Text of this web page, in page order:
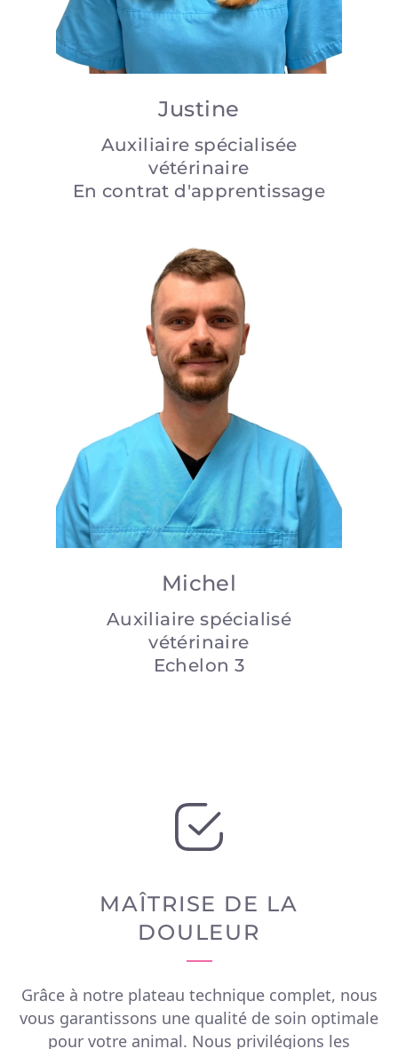
Justine
Auxiliaire spécialisée
vétérinaire
En contrat d'apprentissage
Michel
Auxiliaire spécialisé
vétérinaire
Echelon 3
MAÎTRISE DE LA
DOULEUR
Grâce à notre plateau technique complet, nous
vous garantissons une qualité de soin optimale
pour votre animal. Nous privilégions les